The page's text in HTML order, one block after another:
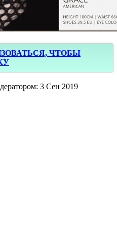
ЧТОБЫ
3 Сен 2019